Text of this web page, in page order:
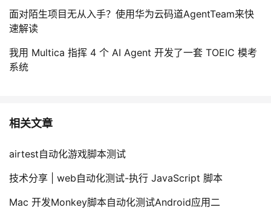
面对陌生项目无从入手？使用华为云码道AgentTeam来快
速解读
我用 Multica 指挥 4 个 AI Agent 开发了一套 TOEIC 模考
系统
相关文章
airtest自动化游戏脚本测试
技术分享 | web自动化测试-执行 JavaScript 脚本
Mac 开发Monkey脚本自动化测试Android应用二